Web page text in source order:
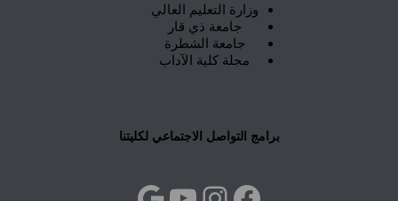
وزارة التعليم العالي
جامعة ذي قار
جامعة الشطرة
مجلة كلية الآداب
برامج التواصل الاجتماعي لكليتنا
فيسبوك
إنستجرام
يوتيوب